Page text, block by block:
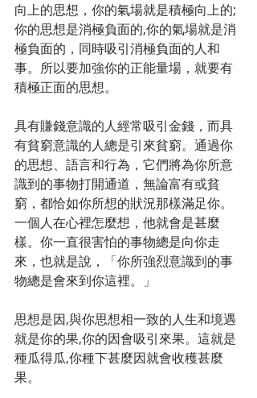
向上的思想，你的氣場就是積極向上的;
你的思想是消極負面的,你的氣場就是消
極負面的，同時吸引消極負面的人和
事。所以要加強你的正能量場，就要有
積極正面的思想。
具有賺錢意識的人經常吸引金錢，而具
有貧窮意識的人總是引來貧窮。通過你
的思想、語言和行為，它們將為你所意
識到的事物打開通道，無論富有或貧
窮，都恰如你所想的狀況那樣滿足你。
一個人在心裡怎麼想，他就會是甚麼
樣。你一直很害怕的事物總是向你走
來，也就是說，「你所強烈意識到的事
物總是會來到你這裡。」
思想是因,與你思想相一致的人生和境遇
就是你的果,你的因會吸引來果。這就是
種瓜得瓜,你種下甚麼因就會收穫甚麼
果。